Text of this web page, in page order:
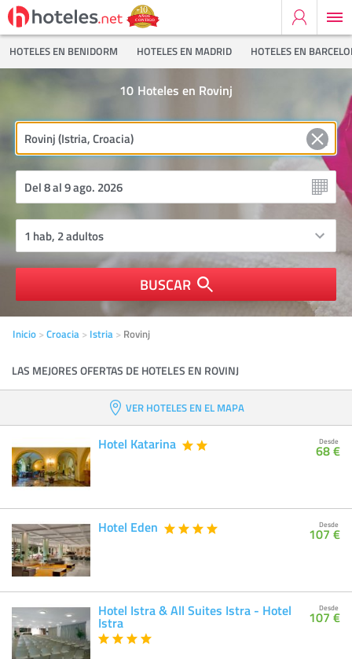
HOTELES EN BENIDORM HOTELES EN MADRID HOTELES EN
Hoteles en Rovinj
10
BUSCAR
Inicio Croacia Istria Rovinj
LAS MEJORES OFERTAS DE HOTELES EN ROVINJ
VER HOTELES EN EL MAPA
Hotel Katarina Desde
68 €
Hotel Eden Desde
107 €
Hotel Istra & All Suites Istra - Hotel
Istra
Desde
107 €